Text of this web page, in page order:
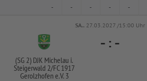
- - - - -
SA.. 27.03.2027 /15:00 Uhr
(SG 2) DJK Michelau i.
Steigerwald 2/FC 1917
Gerolzhofen e.V. 3
- : -